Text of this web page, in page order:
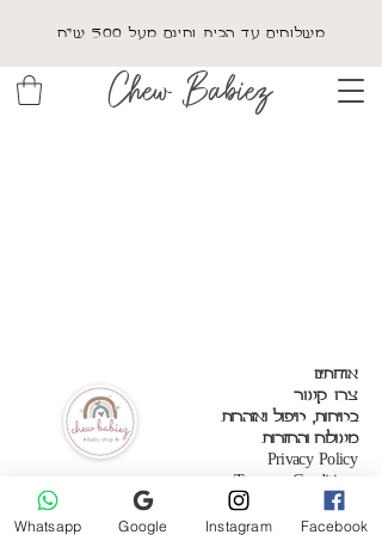
משלוחים עד הבית וחינם מעל 500 ש"ח
Chew Babiez
אודותינו
צרו קשר
בטיחות, טיפול ואזהרות
משלוח והחזרות
Privacy Policy
Terms & Conditions
Whatsapp Google Instagram Facebook